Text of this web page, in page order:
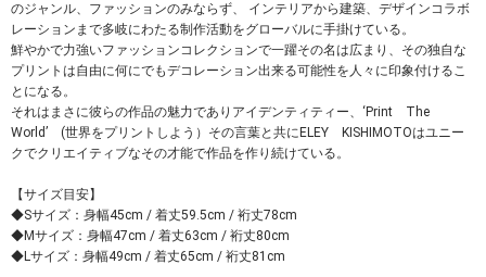
のジャンル、ファッションのみならず、 インテリアから建築、デザインコラボ
レーションまで多岐にわたる制作活動をグローバルに手掛けている。
鮮やかで力強いファッションコレクションで一躍その名は広まり、その独自な
プリントは自由に何にでもデコレーション出来る可能性を人々に印象付けるこ
とになる。
それはまさに彼らの作品の魅力でありアイデンティティー、‘Print The
World’ (世界をプリントしよう）その言葉と共にELEY KISHIMOTOはユニー
クでクリエイティブなその才能で作品を作り続けている。
【サイズ目安】
◆Sサイズ：身幅45cm / 着丈59.5cm / 裄丈78cm
◆Mサイズ：身幅47cm / 着丈63cm / 裄丈80cm
◆Lサイズ：身幅49cm / 着丈65cm / 裄丈81cm